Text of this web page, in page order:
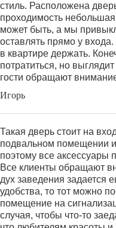
стиль. Расположена
проходимость
может быть, а мы
оставлять прямо у
в квартире держать.
потратиться, но
гости обращают
Игорь
Такая дверь стоит на
подвальном помещении
поэтому все аксессуары
Все клиенты обращают
дух заведения задается
удобства, то тот можно
помещение на
случая, чтобы что-то